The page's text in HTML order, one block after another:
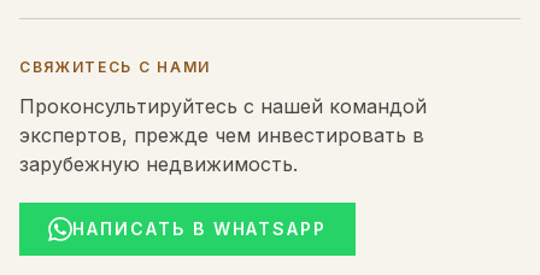
СВЯЖИТЕСЬ С НАМИ
Проконсультируйтесь с нашей командой
экспертов, прежде чем инвестировать в
зарубежную недвижимость.
НАПИСАТЬ В WHATSAPP